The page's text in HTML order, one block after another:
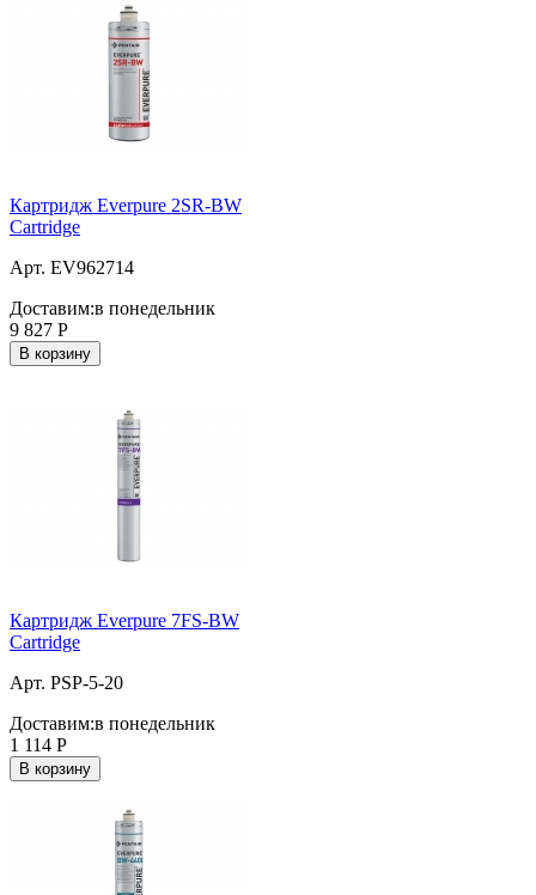
Картридж Everpure 2SR-BW
Cartridge
Арт. EV962714
Доставим:в понедельник
9 827 Р
В корзину
Картридж Everpure 7FS-BW
Cartridge
Арт. PSP-5-20
Доставим:в понедельник
1 114 Р
В корзину